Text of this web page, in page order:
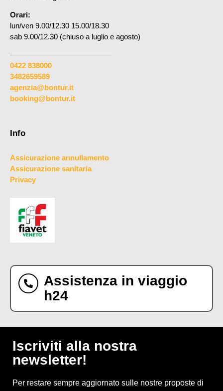
Orari:
lun/ven 9.00/12.30 15.00/18.30
sab 9.00/12.30 (chiuso a luglio e agosto)
0422 838000
3482659589
agenzia@bontur.it
booking@bontur.it
Info
Assicurazione annullamento
Assicurazione sanitaria
Privacy
Assistenza in viaggio
h24
Iscriviti alla nostra
newsletter!
Per restare sempre aggiornato sulle nostre proposte di